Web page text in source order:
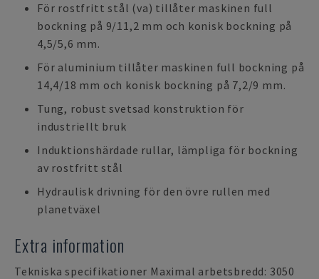
För rostfritt stål (va) tillåter maskinen full
bockning på 9/11,2 mm och konisk bockning på
4,5/5,6 mm.
För aluminium tillåter maskinen full bockning på
14,4/18 mm och konisk bockning på 7,2/9 mm.
Tung, robust svetsad konstruktion för
industriellt bruk
Induktionshärdade rullar, lämpliga för bockning
av rostfritt stål
Hydraulisk drivning för den övre rullen med
planetväxel
Extra information
Tekniska specifikationer Maximal arbetsbredd: 3050